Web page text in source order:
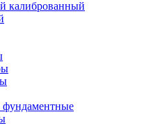
калиброванный